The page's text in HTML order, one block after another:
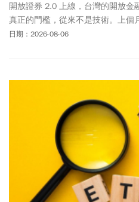
開放證券 2.0 上線，台灣的開放金
真正的門檻，從來不是技術。上個
用交易帳戶，而你的資產分散在三
日期：2026-08-06